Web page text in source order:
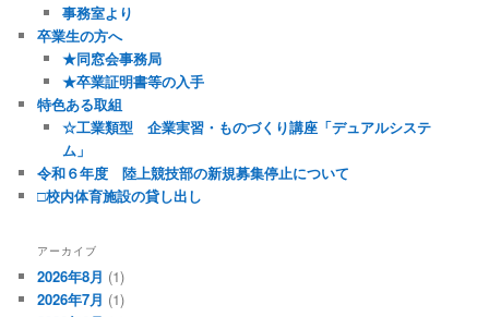
事務室より
卒業生の方へ
★同窓会事務局
★卒業証明書等の入手
特色ある取組
☆工業類型 企業実習・ものづくり講座「デュアルシステ
ム」
令和６年度 陸上競技部の新規募集停止について
□校内体育施設の貸し出し
アーカイブ
2026年8月 (1)
2026年7月 (1)